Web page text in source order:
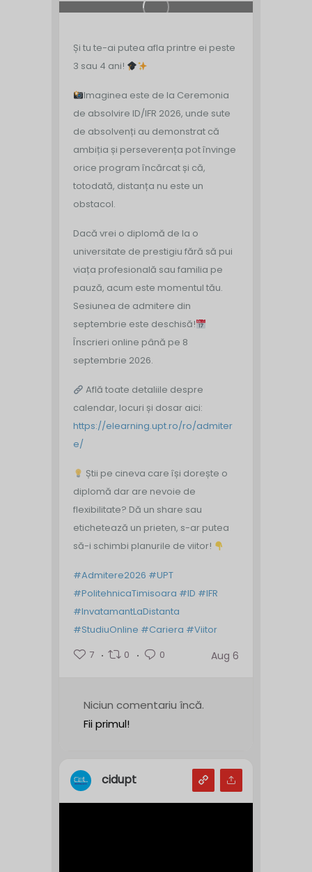
Și tu te-ai putea afla printre ei peste
3 sau 4 ani!
Imaginea este de la Ceremonia
de absolvire ID/IFR 2026, unde sute
de absolvenți au demonstrat că
ambiția și perseverența pot învinge
orice program încărcat și că,
totodată, distanța nu este un
obstacol.
Dacă vrei o diplomă de la o
universitate de prestigiu fără să pui
viața profesională sau familia pe
pauză, acum este momentul tău.
Sesiunea de admitere din
septembrie este deschisă!
Înscrieri online până pe 8
septembrie 2026.
Află toate detaliile despre
calendar, locuri și dosar aici:
https://elearning.upt.ro/ro/admiter
e/
Știi pe cineva care își dorește o
diplomă dar are nevoie de
flexibilitate? Dă un share sau
etichetează un prieten, s-ar putea
să-i schimbi planurile de viitor!
#Admitere2026 #UPT
#PolitehnicaTimisoara #ID #IFR
#InvatamantLaDistanta
#StudiuOnline #Cariera #Viitor
7
0 0 Aug 6
Niciun comentariu încă.
Fii primul!
cidupt